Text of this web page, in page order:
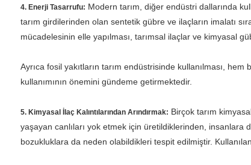
4. Enerji Tasarrufu: Modern tarım, diğer endüstri dallarında
tarım girdilerinden olan sentetik gübre ve ilaçların imalatı
mücadelesinin elle yapılması, tarımsal ilaçlar ve kimyasal
Ayrıca fosil yakıtların tarım endüstrisinde kullanılması,
kullanımının önemini gündeme getirmektedir.
5. Kimyasal İlaç Kalıntılarından Arındırmak: Birçok tarım
yaşayan canlıları yok etmek için üretildiklerinden,
bozukluklara da neden olabildikleri tespit edilmiştir.